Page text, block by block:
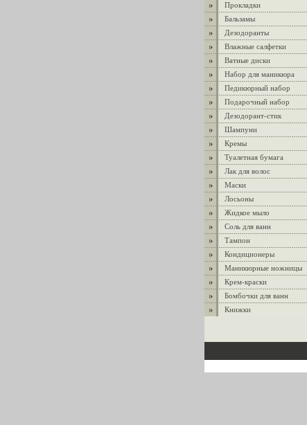
Прокладки
Бальзамы
Дезодоранты
Влажные салфетки
Ватные диски
Набор для маникюра
Педикюрный набор
Подарочный набор
Дезодорант-стик
Шампуни
Кремы
Туалетная бумага
Лак для волос
Маски
Лосьоны
Жидкое мыло
Соль для ванн
Тампон
Кондиционеры
Маникюрные ножницы
Крем-краски
Бомбочки для ванн
Книжки